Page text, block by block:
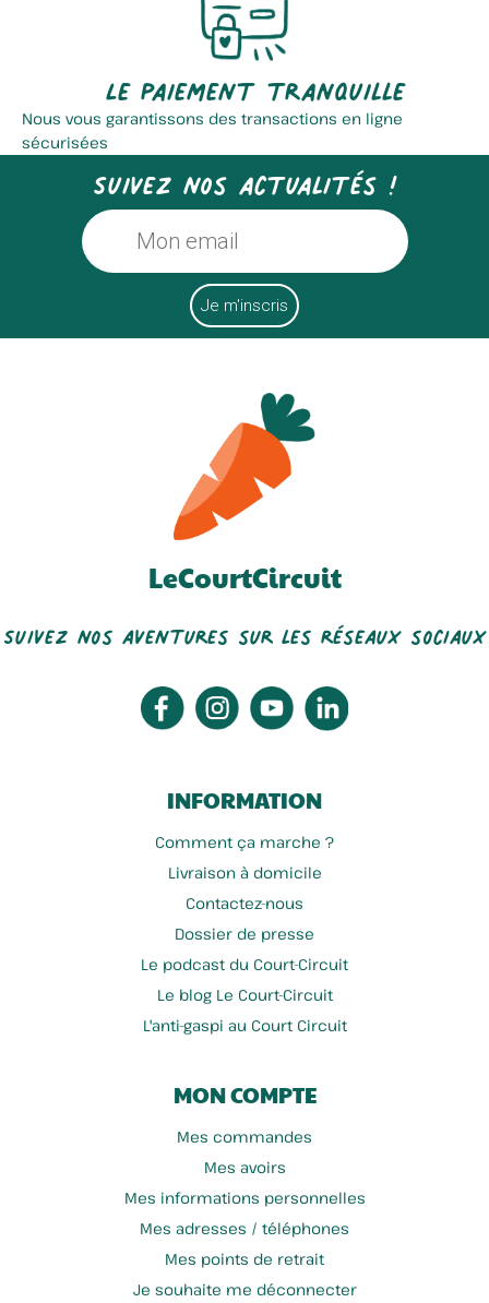
Le paiement tranquille
Nous vous garantissons des transactions en ligne
sécurisées
Suivez nos actualités !
LeCourtCircuit
Suivez nos aventures sur les réseaux sociaux
INFORMATION
Comment ça marche ?
Livraison à domicile
Contactez-nous
Dossier de presse
Le podcast du Court-Circuit
Le blog Le Court-Circuit
L'anti-gaspi au Court Circuit
MON COMPTE
Mes commandes
Mes avoirs
Mes informations personnelles
Mes adresses / téléphones
Mes points de retrait
Je souhaite me déconnecter